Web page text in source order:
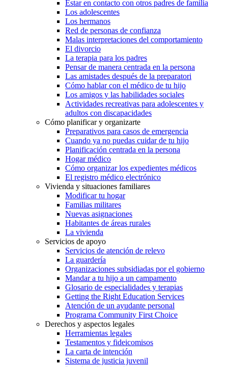
Estar en contacto con otros padres de familia
Los adolescentes
Los hermanos
Red de personas de confianza
Malas interpretaciones del comportamiento
El divorcio
La terapia para los padres
Pensar de manera centrada en la persona
Las amistades después de la preparatori
Cómo hablar con el médico de tu hijo
Los amigos y las habilidades sociales
Actividades recreativas para adolescentes y
adultos con discapacidades
Cómo planificar y organizarte
Preparativos para casos de emergencia
Cuando ya no puedas cuidar de tu hijo
Planificación centrada en la persona
Hogar médico
Cómo organizar los expedientes médicos
El registro médico electrónico
Vivienda y situaciones familiares
Modificar tu hogar
Familias militares
Nuevas asignaciones
Habitantes de áreas rurales
La vivienda
Servicios de apoyo
Servicios de atención de relevo
La guardería
Organizaciones subsidiadas por el gobierno
Mandar a tu hijo a un campamento
Glosario de especialidades y terapias
Getting the Right Education Services
Atención de un ayudante personal
Programa Community First Choice
Derechos y aspectos legales
Herramientas legales
Testamentos y fideicomisos
La carta de intención
Sistema de justicia juvenil